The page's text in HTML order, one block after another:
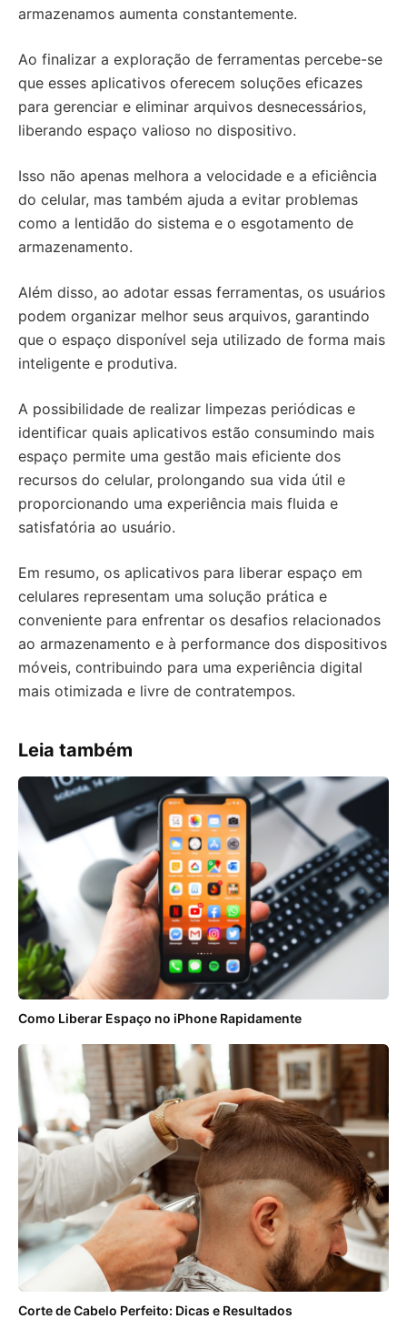
armazenamos aumenta constantemente.
Ao finalizar a exploração de ferramentas percebe-se
que esses aplicativos oferecem soluções eficazes
para gerenciar e eliminar arquivos desnecessários,
liberando espaço valioso no dispositivo.
Isso não apenas melhora a velocidade e a eficiência
do celular, mas também ajuda a evitar problemas
como a lentidão do sistema e o esgotamento de
armazenamento.
Além disso, ao adotar essas ferramentas, os usuários
podem organizar melhor seus arquivos, garantindo
que o espaço disponível seja utilizado de forma mais
inteligente e produtiva.
A possibilidade de realizar limpezas periódicas e
identificar quais aplicativos estão consumindo mais
espaço permite uma gestão mais eficiente dos
recursos do celular, prolongando sua vida útil e
proporcionando uma experiência mais fluida e
satisfatória ao usuário.
Em resumo, os aplicativos para liberar espaço em
celulares representam uma solução prática e
conveniente para enfrentar os desafios relacionados
ao armazenamento e à performance dos dispositivos
móveis, contribuindo para uma experiência digital
mais otimizada e livre de contratempos.
Leia também
Como Liberar Espaço no iPhone Rapidamente
Corte de Cabelo Perfeito: Dicas e Resultados